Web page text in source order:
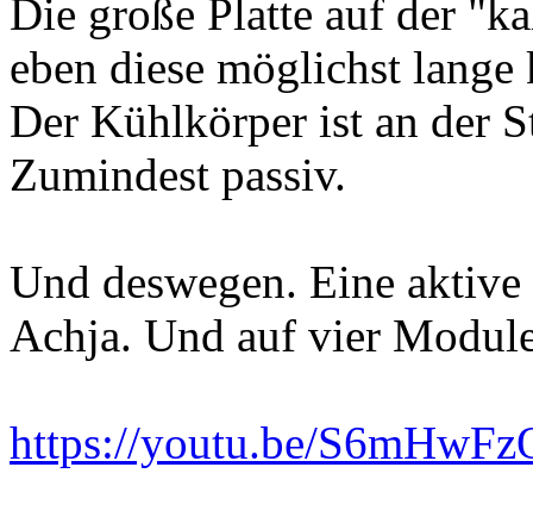
Die große Platte auf der
eben diese möglichst
Der Kühlkörper ist an der
Zumindest passiv.
Und deswegen. Eine
Achja. Und auf vier
https://youtu.be/